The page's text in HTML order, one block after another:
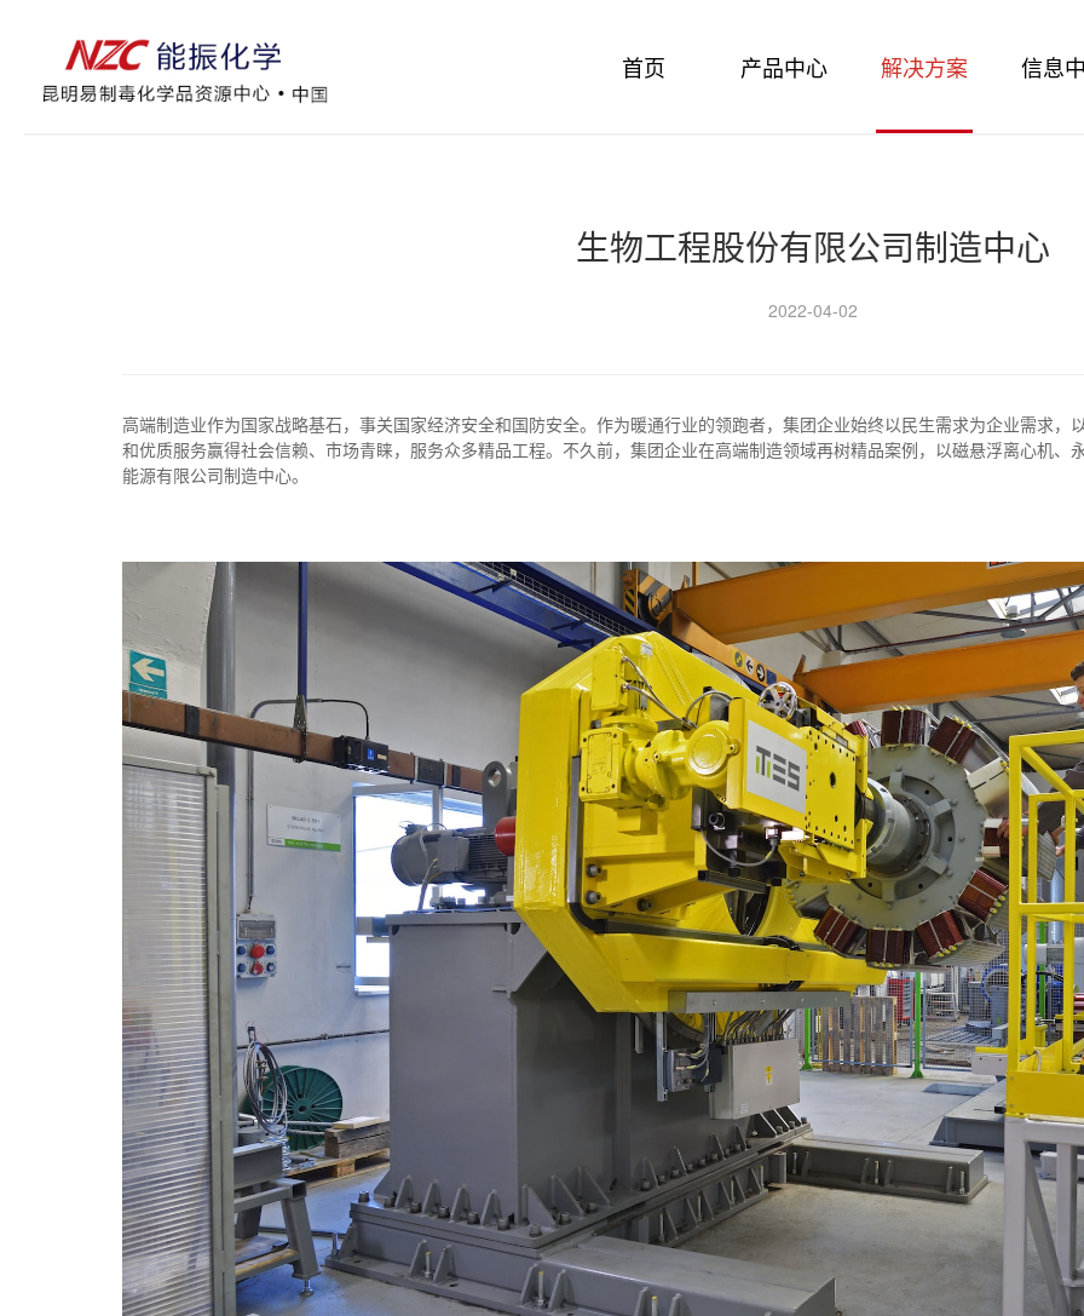
首页 产品中心 解决方案 信息
生物工程股份有限公司制造中心
2022-04-02
高端制造业作为国家战略基石，事关国家经济安全和国防安全。作为暖通行业的领跑者，集团企业始终以民生需求为企业需求
和优质服务赢得社会信赖、市场青睐，服务众多精品工程。不久前，集团企业在高端制造领域再树精品案例，以磁悬浮离心机
能源有限公司制造中心。